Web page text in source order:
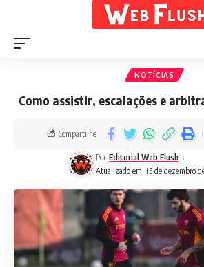
NOTÍCIAS
Como assistir, escalações e
Atualizado em: 15 de dezembro
Por Editorial Web Flush
Compartilhe